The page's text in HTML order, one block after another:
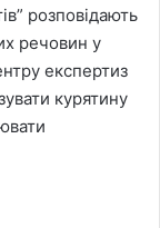
розповідають
речовин у
експертиз
курятину